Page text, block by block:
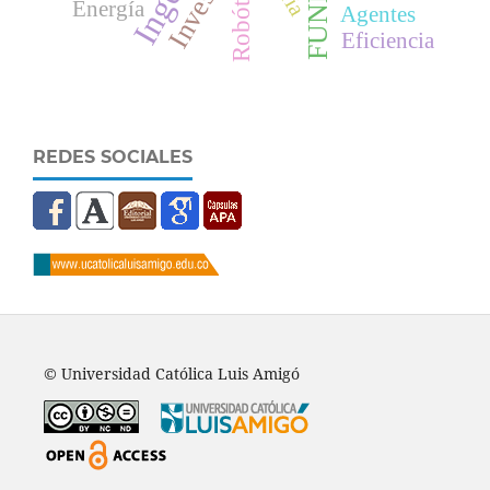
Agentes
Energía
Eficiencia
REDES SOCIALES
© Universidad Católica Luis Amigó